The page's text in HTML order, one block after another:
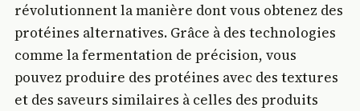
révolutionnent la manière dont vous obtenez des
protéines alternatives. Grâce à des technologies
comme la fermentation de précision, vous
pouvez produire des protéines avec des textures
et des saveurs similaires à celles des produits